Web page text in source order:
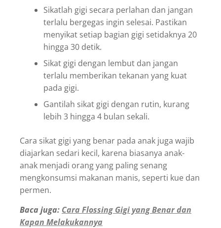
Sikatlah gigi secara perlahan dan jangan
terlalu bergegas ingin selesai. Pastikan
menyikat setiap bagian gigi setidaknya 20
hingga 30 detik.
Sikat gigi dengan lembut dan jangan
terlalu memberikan tekanan yang kuat
pada gigi.
Gantilah sikat gigi dengan rutin, kurang
lebih 3 hingga 4 bulan sekali.
Cara sikat gigi yang benar pada anak juga wajib
diajarkan sedari kecil, karena biasanya anak-
anak menjadi orang yang paling senang
mengkonsumsi makanan manis, seperti kue dan
permen.
Baca juga: Cara Flossing Gigi yang Benar dan
Kapan Melakukannya